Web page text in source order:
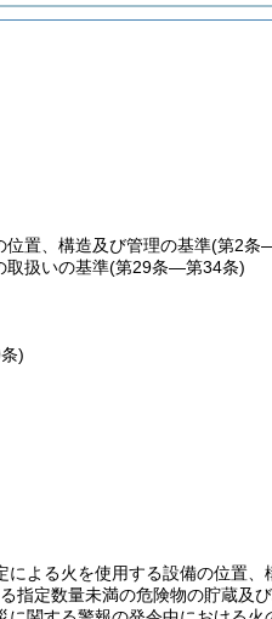
置、構造及び管理の基準(第2条
取扱いの基準(第29条―第34条)
)
による火を使用する設備の位置
定数量未満の危険物の貯蔵及